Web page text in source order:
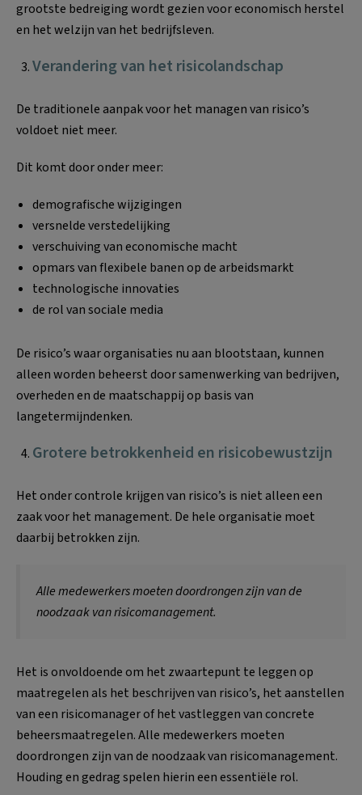
grootste bedreiging wordt gezien voor economisch herstel
en het welzijn van het bedrijfsleven.
Verandering van het risicolandschap
De traditionele aanpak voor het managen van risico’s
voldoet niet meer.
Dit komt door onder meer:
demografische wijzigingen
versnelde verstedelijking
verschuiving van economische macht
opmars van flexibele banen op de arbeidsmarkt
technologische innovaties
de rol van sociale media
De risico’s waar organisaties nu aan blootstaan, kunnen
alleen worden beheerst door samenwerking van bedrijven,
overheden en de maatschappij op basis van
langetermijndenken.
Grotere betrokkenheid en risicobewustzijn
Het onder controle krijgen van risico’s is niet alleen een
zaak voor het management. De hele organisatie moet
daarbij betrokken zijn.
Alle medewerkers moeten doordrongen zijn van de
noodzaak van risicomanagement.
Het is onvoldoende om het zwaartepunt te leggen op
maatregelen als het beschrijven van risico’s, het aanstellen
van een risicomanager of het vastleggen van concrete
beheersmaatregelen. Alle medewerkers moeten
doordrongen zijn van de noodzaak van risicomanagement.
Houding en gedrag spelen hierin een essentiële rol.